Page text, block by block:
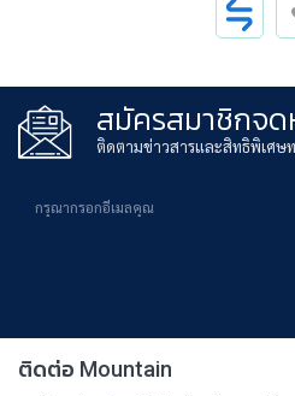
สมัครสมาชิกจด
ติดตามข่าวสารและสิทธิพิเศษ
ติดต่อ Mountain